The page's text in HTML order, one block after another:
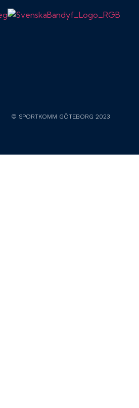
© SPORTKOMM GÖTEBORG 2023